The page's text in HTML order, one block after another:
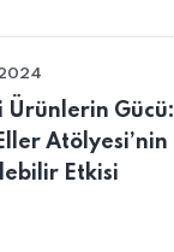
Ürünlerin Gücü:
Atölyesi’nin
Etkisi